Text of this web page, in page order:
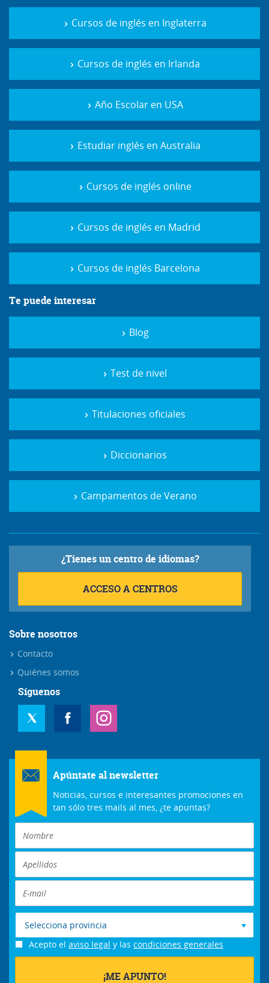
Cursos de inglés en Inglaterra
Cursos de inglés en Irlanda
Año Escolar en USA
Estudiar inglés en Australia
Cursos de inglés online
Cursos de inglés en Madrid
Cursos de inglés Barcelona
Te puede interesar
Blog
Test de nivel
Titulaciones oficiales
Diccionarios
Campamentos de Verano
¿Tienes un centro de idiomas?
ACCESO A CENTROS
Sobre nosotros
Contacto
Quiénes somos
Síguenos
Apúntate al newsletter
Noticias, cursos e interesantes promociones en
tan sólo tres mails al mes, ¿te apuntas?
Selecciona provincia
Acepto el aviso legal y las condiciones generales